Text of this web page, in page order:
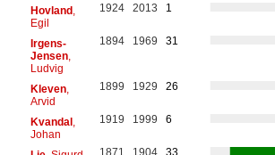
Hovland,
Egil
1924 2013 1
Irgens-
Jensen,
Ludvig
1894 1969 31
Kleven,
Arvid
1899 1929 26
Kvandal,
Johan
1919 1999 6
1871 1904
33